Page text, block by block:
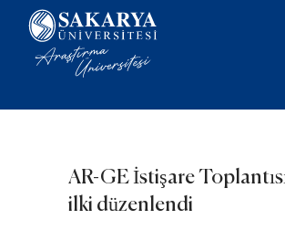
AR-GE İstişare
ilki düzenlendi